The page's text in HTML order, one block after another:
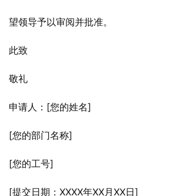
望领导予以审阅并批准。
此致
敬礼
申请人：[您的姓名]
[您的部门名称]
[您的工号]
[提交日期：XXXX年XX月XX日]